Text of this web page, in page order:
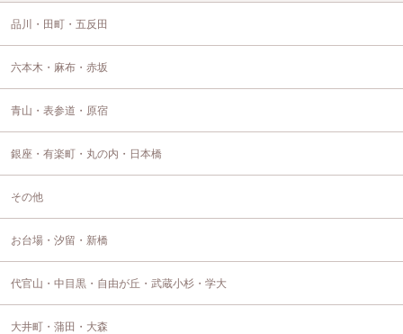
品川・田町・五反田
六本木・麻布・赤坂
青山・表参道・原宿
銀座・有楽町・丸の内・日本橋
その他
お台場・汐留・新橋
代官山・中目黒・自由が丘・武蔵小杉・学大
大井町・蒲田・大森